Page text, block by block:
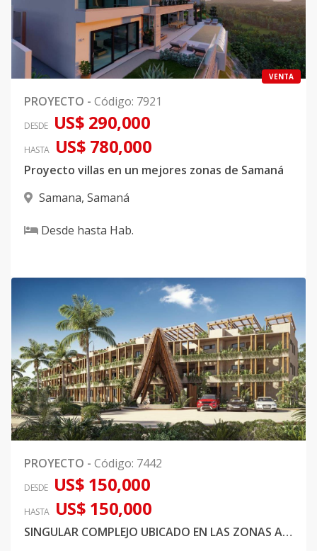
VENTA
PROYECTO - Código: 7921
DESDE US$ 290,000
HASTA US$ 780,000
Proyecto villas en un mejores zonas de Samaná
Samana, Samaná
Desde hasta Hab.
PROYECTO - Código: 7442
DESDE US$ 150,000
HASTA US$ 150,000
SINGULAR COMPLEJO UBICADO EN LAS ZONAS ALTAS DE SAMANA